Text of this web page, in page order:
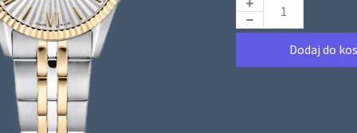
Dodaj do